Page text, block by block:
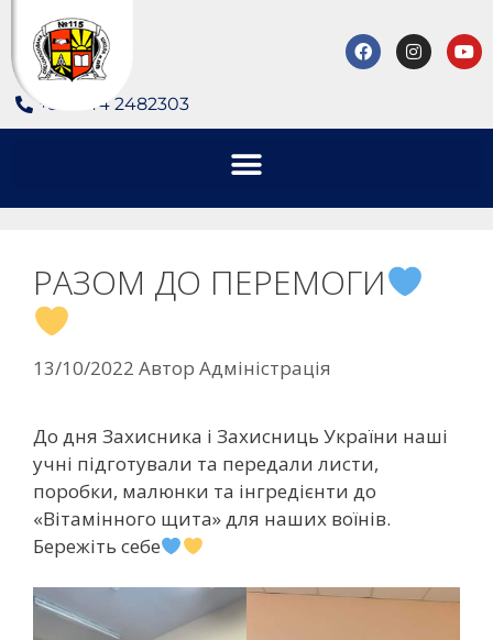
+380 44 2482303
РАЗОМ ДО ПЕРЕМОГИ
13/10/2022 Автор Адміністрація
До дня Захисника і Захисниць України наші
учні підготували та передали листи,
поробки, малюнки та інгредієнти до
«Вітамінного щита» для наших воїнів.
Бережіть себе